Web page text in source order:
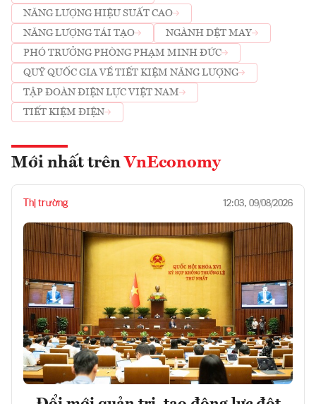
NĂNG LƯỢNG HIỆU SUẤT CAO
NĂNG LƯỢNG TÁI TẠO
NGÀNH DỆT MAY
PHÓ TRƯỞNG PHÒNG PHẠM MINH ĐỨC
QUỸ QUỐC GIA VỀ TIẾT KIỆM NĂNG LƯỢNG
TẬP ĐOÀN ĐIỆN LỰC VIỆT NAM
TIẾT KIỆM ĐIỆN
Mới nhất trên VnEconomy
Thị trường 12:03, 09/08/2026